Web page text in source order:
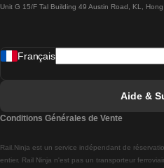
Trains de
Trains de
Unit G 15/F Tal Building 49 Austin Road, KL,
Rail.Ninja est un service indépendant de
entier. Rail Ninja n'est pas un transporteur
Français
Aide &
Conditions Générales de Vente